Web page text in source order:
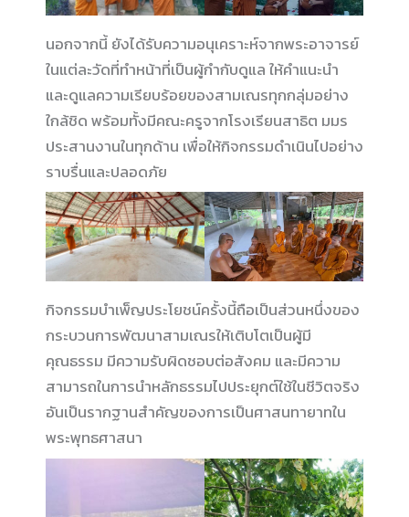
นอกจากนี้ ยังได้รับความอนุเคราะห์จากพระอาจารย์
ในแต่ละวัดที่ทำหน้าที่เป็นผู้กำกับดูแล ให้คำแนะนำ
และดูแลความเรียบร้อยของสามเณรทุกกลุ่มอย่าง
ใกล้ชิด พร้อมทั้งมีคณะครูจากโรงเรียนสาธิต มมร
ประสานงานในทุกด้าน เพื่อให้กิจกรรมดำเนินไปอย่าง
ราบรื่นและปลอดภัย
กิจกรรมบำเพ็ญประโยชน์ครั้งนี้ถือเป็นส่วนหนึ่งของ
กระบวนการพัฒนาสามเณรให้เติบโตเป็นผู้มี
คุณธรรม มีความรับผิดชอบต่อสังคม และมีความ
สามารถในการนำหลักธรรมไปประยุกต์ใช้ในชีวิตจริง
อันเป็นรากฐานสำคัญของการเป็นศาสนทายาทใน
พระพุทธศาสนา